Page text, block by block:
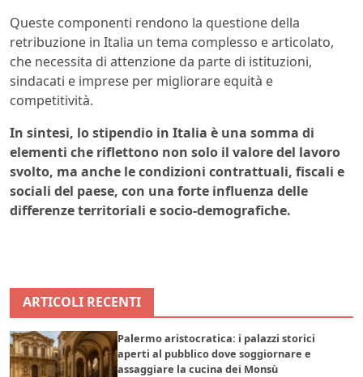
Queste componenti rendono la questione della
retribuzione in Italia un tema complesso e articolato,
che necessita di attenzione da parte di istituzioni,
sindacati e imprese per migliorare equità e
competitività.
In sintesi, lo stipendio in Italia è una somma di
elementi che riflettono non solo il valore del lavoro
svolto, ma anche le condizioni contrattuali, fiscali e
sociali del paese, con una forte influenza delle
differenze territoriali e socio-demografiche.
ARTICOLI RECENTI
Palermo aristocratica: i palazzi storici
aperti al pubblico dove soggiornare e
assaggiare la cucina dei Monsù